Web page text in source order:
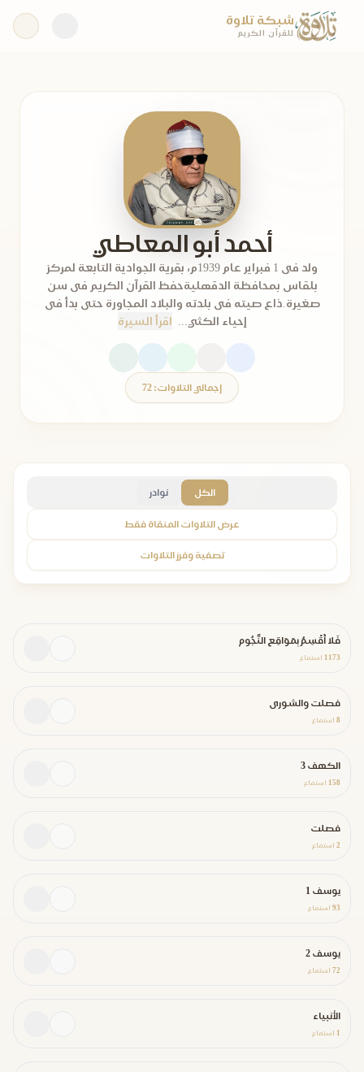
شبكة تلاوة
للقرآن الكريم
أحمد أبو المعاطي
ولد فى 1 فبراير عام 1939م، بقرية الجوادية التابعة لمركز
بلقاس بمحافظة الدقهليةحفظ القرآن الكريم فى سن
صغيرة.ذاع صيته فى بلدته والبلاد المجاورة حتى بدأ فى
إحياء الكثي...
اقرأ السيرة
إجمالي التلاوات: 72
الكل نوادر
عرض التلاوات المنقاة فقط
تصفية وفرز التلاوات
فَلا أُقْسِمُ بِمَوَاقِعِ النُّجُومِ
1173 استماع
فصلت والشورى
8 استماع
الكهف 3
158 استماع
فصلت
2 استماع
يوسف 1
93 استماع
يوسف 2
72 استماع
الأنبياء
1 استماع